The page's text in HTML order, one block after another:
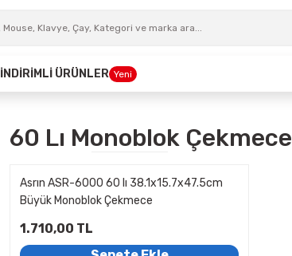
İNDİRİMLİ ÜRÜNLER Yeni
60 Lı Monoblok Çekmece
Asrın ASR-6000 60 lı 38.1x15.7x47.5cm
Büyük Monoblok Çekmece
1.710,00 TL